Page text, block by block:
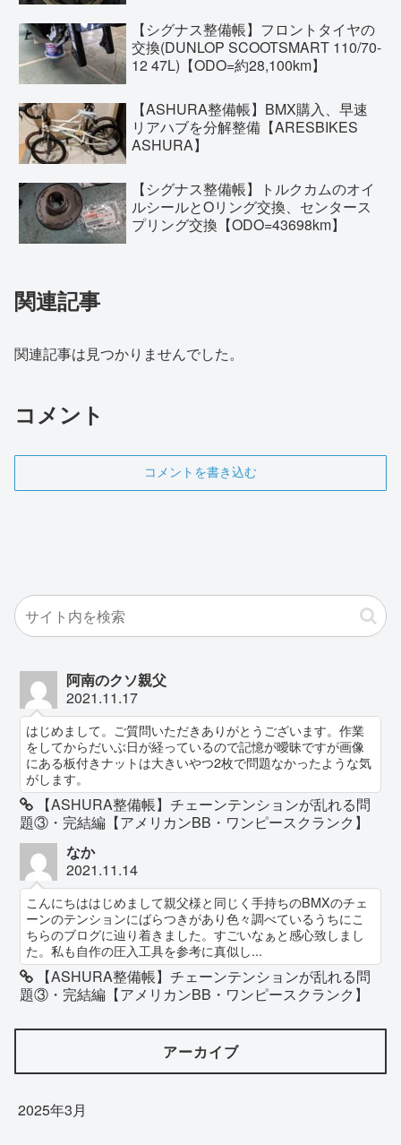
【シグナス整備帳】フロントタイヤの
交換(DUNLOP SCOOTSMART 110/70-
12 47L)【ODO=約28,100km】
【ASHURA整備帳】BMX購入、早速
リアハブを分解整備【ARESBIKES
ASHURA】
【シグナス整備帳】トルクカムのオイ
ルシールとOリング交換、センタース
プリング交換【ODO=43698km】
関連記事
関連記事は見つかりませんでした。
コメント
コメントを書き込む
阿南のクソ親父
2021.11.17
はじめまして。ご質問いただきありがとうございます。作業
をしてからだいぶ日が経っているので記憶が曖昧ですが画像
にある板付きナットは大きいやつ2枚で問題なかったような気
がします。
【ASHURA整備帳】チェーンテンションが乱れる問
題③・完結編【アメリカンBB・ワンピースクランク】
なか
2021.11.14
こんにちははじめまして親父様と同じく手持ちのBMXのチェ
ーンのテンションにばらつきがあり色々調べているうちにこ
ちらのブログに辿り着きました。すごいなぁと感心致しまし
た。私も自作の圧入工具を参考に真似し...
【ASHURA整備帳】チェーンテンションが乱れる問
題③・完結編【アメリカンBB・ワンピースクランク】
アーカイブ
2025年3月